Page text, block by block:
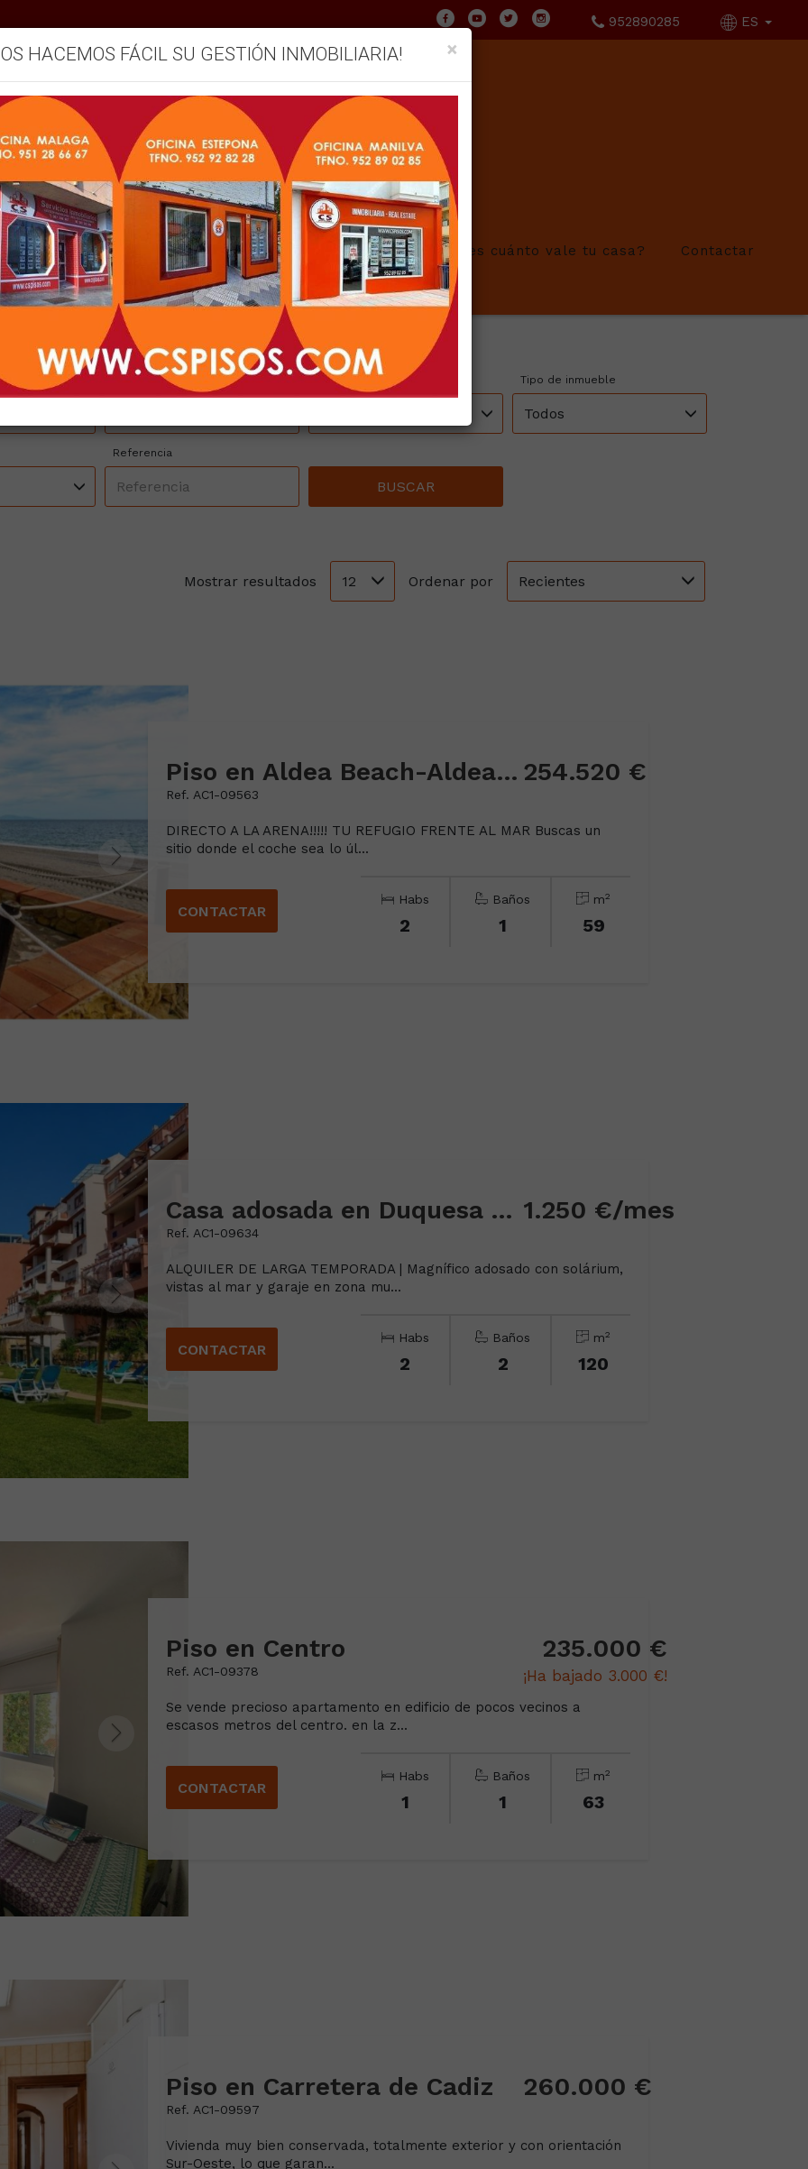
952890285 ES
Servicios Vendemos su inmueble Blog ¿Sabes cuánto vale tu casa? Contactar
NUESTROS INMUEBLES
Zonas Operación Tipo de inmueble
Todos
Referencia
BUSCAR
Mostrar resultados 12 Ordenar por Recientes
Piso en Aldea Beach-Aldea Hills
Ref. AC1-09563
254.520 €
DIRECTO A LA ARENA!!!!! TU REFUGIO FRENTE AL MAR Buscas un
sitio donde el coche sea lo úl...
CONTACTAR
Habs
2
Baños
1
m2
59
Casa adosada en Duquesa Alto
Ref. AC1-09634
1.250 €/mes
ALQUILER DE LARGA TEMPORADA | Magnífico adosado con solárium,
vistas al mar y garaje en zona mu...
CONTACTAR
Habs
2
Baños
2
m2
120
Piso en Centro
Ref. AC1-09378
235.000 €
¡Ha bajado 3.000 €!
Se vende precioso apartamento en edificio de pocos vecinos a
escasos metros del centro. en la z...
CONTACTAR
Habs
1
Baños
1
m2
63
Piso en Carretera de Cadiz
Ref. AC1-09597
260.000 €
Vivienda muy bien conservada, totalmente exterior y con orientación
Sur-Oeste, lo que garan...
×
HACEMOS FÁCIL SU GESTIÓN INMOBILIARIA!